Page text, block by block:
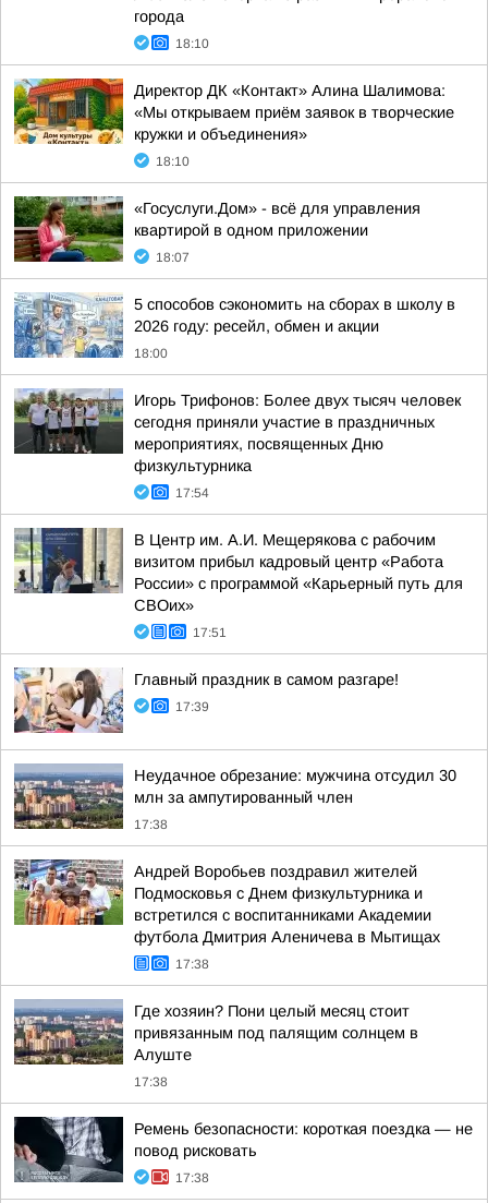
города
18:10
Директор ДК «Контакт» Алина Шалимова:
«Мы открываем приём заявок в творческие
кружки и объединения»
18:10
«Госуслуги.Дом» - всё для управления
квартирой в одном приложении
18:07
5 способов сэкономить на сборах в школу в
2026 году: ресейл, обмен и акции
18:00
Игорь Трифонов: Более двух тысяч человек
сегодня приняли участие в праздничных
мероприятиях, посвященных Дню
физкультурника
17:54
В Центр им. А.И. Мещерякова с рабочим
визитом прибыл кадровый центр «Работа
России» с программой «Карьерный путь для
СВОих»
17:51
Главный праздник в самом разгаре!
17:39
Неудачное обрезание: мужчина отсудил 30
млн за ампутированный член
17:38
Андрей Воробьев поздравил жителей
Подмосковья с Днем физкультурника и
встретился с воспитанниками Академии
футбола Дмитрия Аленичева в Мытищах
17:38
Где хозяин? Пони целый месяц стоит
привязанным под палящим солнцем в
Алуште
17:38
Ремень безопасности: короткая поездка — не
повод рисковать
17:38